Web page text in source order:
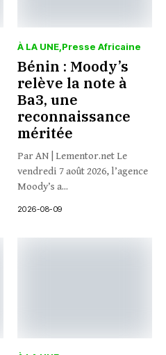
À LA UNE Presse Africaine
Bénin : Moody’s
relève la note à
Ba3, une
reconnaissance
méritée
Par AN | Lementor.net Le
vendredi 7 août 2026, l’agence
Moody’s a...
2026-08-09